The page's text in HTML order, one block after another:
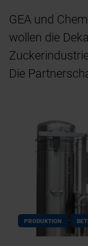
GEA und
wollen die
Die
PRODUKTION